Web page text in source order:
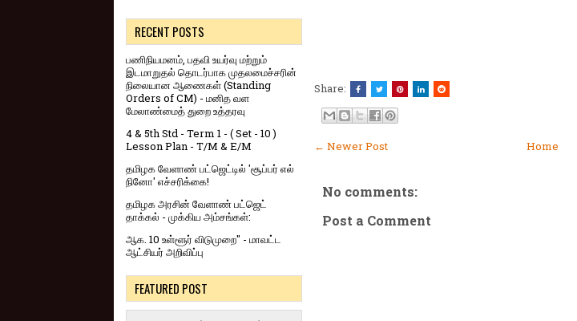
Share:
← Newer Post Home
No comments:
Post a Comment
RECENT POSTS
பணிநியமனம், பதவி உயர்வு மற்றும்
இடமாறுதல் தொடர்பாக முதலமைச்சரின்
நிலையான ஆணைகள் (Standing
Orders of CM) - மனித வள
மேலாண்மைத் துறை உத்தரவு
4 & 5th Std - Term 1 - ( Set - 10 )
Lesson Plan - T/M & E/M
தமிழக வேளாண் பட்ஜெட்டில் 'சூப்பர் எல்
நினோ' எச்சரிக்கை!
தமிழக அரசின் வேளாண் பட்ஜெட்
தாக்கல் - முக்கிய அம்சங்கள்:
ஆக. 10 உள்ளூர் விடுமுறை" - மாவட்ட
ஆட்சியர் அறிவிப்பு
FEATURED POST